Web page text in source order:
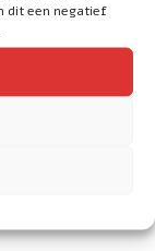
dit een negatief